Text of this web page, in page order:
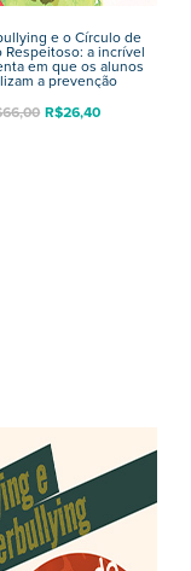
e o Círculo de
Respeitoso: a incrível
em que os alunos
a prevenção
66,00 R$26,40